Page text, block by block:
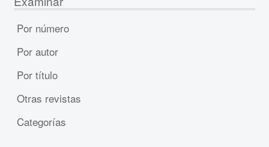
Por número
Por autor
Por título
Otras revistas
Categorías